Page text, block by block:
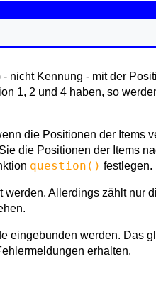
Kennung - mit der
1, 2 und 4 haben, so
die Positionen der Items
die Positionen der Items
question() festlegen.
Allerdings zählt nur
eingebunden werden. Das
erhalten.